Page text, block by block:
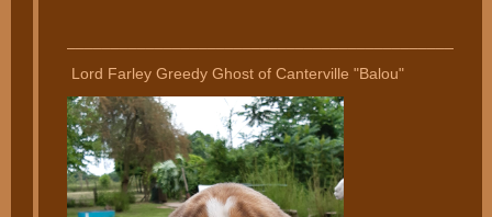
Lord Farley Greedy Ghost of Canterville "Balou"